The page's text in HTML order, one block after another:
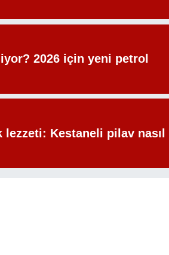
2026 için yeni petrol
lezzeti: Kestaneli pilav nasıl